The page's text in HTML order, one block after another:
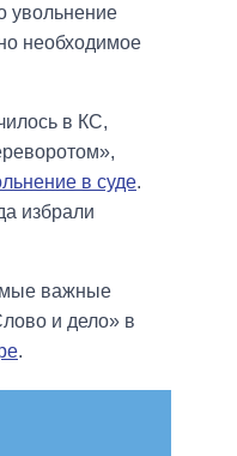
увольнение
необходимое
в КС,
в суде.
избрали
важные
и дело» в
.